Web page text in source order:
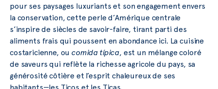
pour ses paysages luxuriants et son engagement envers
la conservation, cette perle d’Amérique centrale
s’inspire de siècles de savoir-faire, tirant parti des
aliments frais qui poussent en abondance ici. La cuisine
costaricienne, oucomida típica, est un mélange coloré
de saveurs qui reflète la richesse agricole du pays, sa
générosité côtière et l’esprit chaleureux de ses